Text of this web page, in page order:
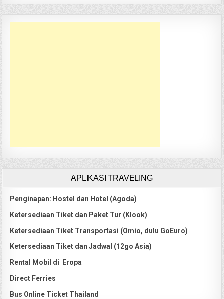
APLIKASI TRAVELING
Penginapan: Hostel dan Hotel (Agoda)
Ketersediaan Tiket dan Paket Tur (Klook)
Ketersediaan Tiket Transportasi (Omio, dulu GoEuro)
Ketersediaan Tiket dan Jadwal (12go Asia)
Rental Mobil di Eropa
Direct Ferries
Bus Online Ticket Thailand